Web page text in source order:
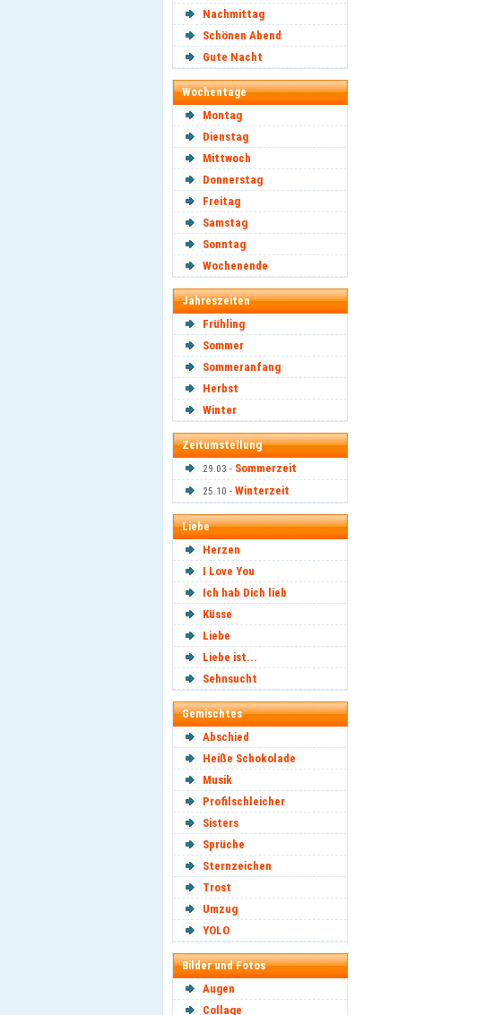
Nachmittag
Schönen Abend
Gute Nacht
Wochentage
Montag
Dienstag
Mittwoch
Donnerstag
Freitag
Samstag
Sonntag
Wochenende
Jahreszeiten
Frühling
Sommer
Sommeranfang
Herbst
Winter
Zeitumstellung
29.03 - Sommerzeit
25.10 - Winterzeit
Liebe
Herzen
I Love You
Ich hab Dich lieb
Küsse
Liebe
Liebe ist...
Sehnsucht
Gemischtes
Abschied
Heiße Schokolade
Musik
Profilschleicher
Sisters
Sprüche
Sternzeichen
Trost
Umzug
YOLO
Bilder und Fotos
Augen
Collage